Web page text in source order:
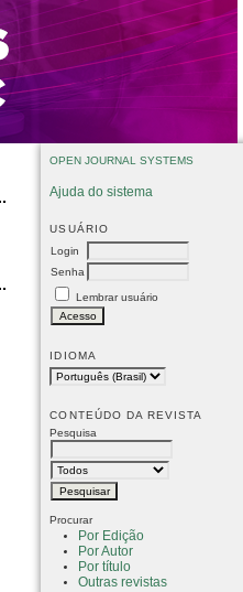
OPEN JOURNAL SYSTEMS
Ajuda do sistema
USUÁRIO
Login
Senha
Lembrar usuário
IDIOMA
CONTEÚDO DA REVISTA
Pesquisa
Procurar
Por Edição
Por Autor
Por título
Outras revistas